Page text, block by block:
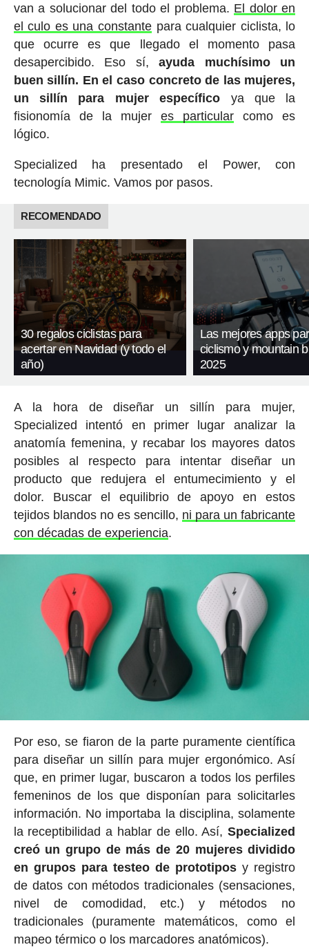
van a solucionar del todo el problema. El dolor en
el culo es una constantepara cualquier ciclista, lo
que ocurre es que llegado el momento pasa
desapercibido. Eso sí,ayuda muchísimo un
buen sillín. En el caso concreto de las mujeres,
un sillín para mujer específico ya que la
fisionomía de la mujeres particular como es
lógico.
Specialized ha presentado el Power, con
tecnología Mimic. Vamos por pasos.
RECOMENDADO
30 regalos ciclistas para
acertar en Navidad (y todo el
año)
Las mejores apps
ciclismo y mountain
2025
A la hora de diseñar un sillín para mujer,
Specialized intentó en primer lugar analizar la
anatomía femenina, y recabar los mayores datos
posibles al respecto para intentar diseñar un
producto que redujera el entumecimiento y el
dolor. Buscar el equilibrio de apoyo en estos
tejidos blandos no es sencillo, ni para un fabricante
con décadas de experiencia.
Por eso, se fiaron de la parte puramente científica
para diseñar un sillín para mujer ergonómico. Así
que, en primer lugar, buscaron a todos los perfiles
femeninos de los que disponían para solicitarles
información. No importaba la disciplina, solamente
la receptibilidad a hablar de ello. Así,Specialized
creó un grupo de más de 20 mujeres dividido
en grupos para testeo de prototipos y registro
de datos con métodos tradicionales (sensaciones,
nivel de comodidad, etc.) y métodos no
tradicionales (puramente matemáticos, como el
mapeo térmico o los marcadores anatómicos).